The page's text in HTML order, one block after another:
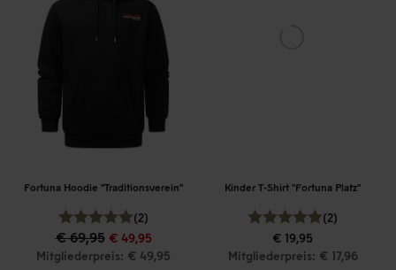
Fortuna Hoodie "Traditionsverein"
(2)
€ 69,95 € 49,95
Mitgliederpreis: € 49,95
Kinder T-Shirt "Fortuna Platz"
(2)
€ 19,95
Mitgliederpreis: € 17,96